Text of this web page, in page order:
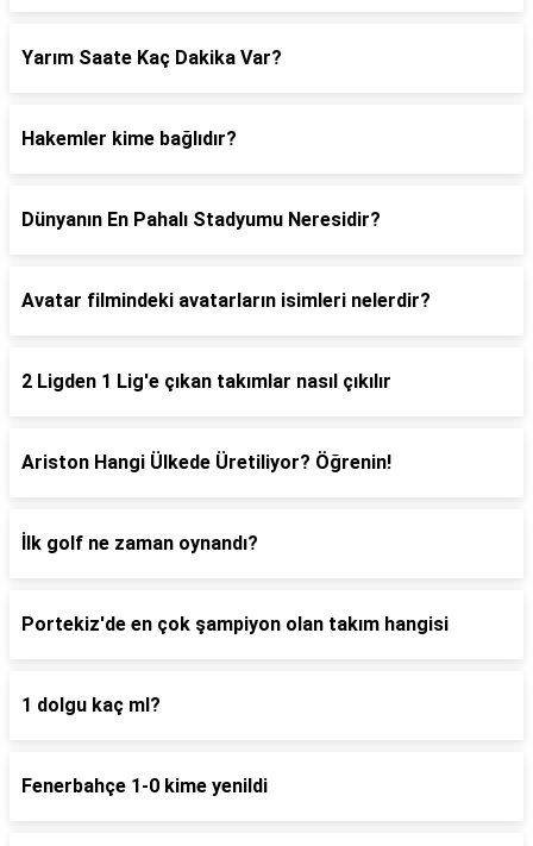
Yarım Saate Kaç Dakika Var?
Hakemler kime bağlıdır?
Dünyanın En Pahalı Stadyumu Neresidir?
Avatar filmindeki avatarların isimleri nelerdir?
2 Ligden 1 Lig'e çıkan takımlar nasıl çıkılır
Ariston Hangi Ülkede Üretiliyor? Öğrenin!
İlk golf ne zaman oynandı?
Portekiz'de en çok şampiyon olan takım hangisi
1 dolgu kaç ml?
Fenerbahçe 1-0 kime yenildi